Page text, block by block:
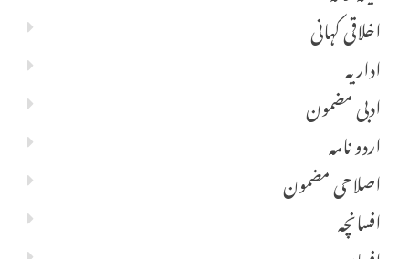
اخلاقی کہانی
اداریہ
ادبی مضمون
اردو نامہ
اصلاحی مضمون
افسانچہ